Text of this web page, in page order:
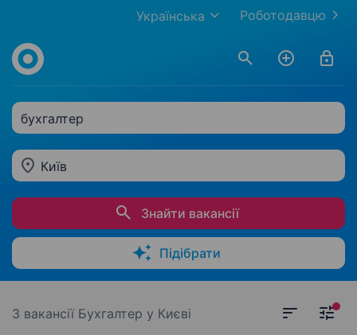
Роботодавцю
Українська
бухгалтер
Київ
Знайти вакансії
Підібрати
3 вакансії Бухгалтер у Києві